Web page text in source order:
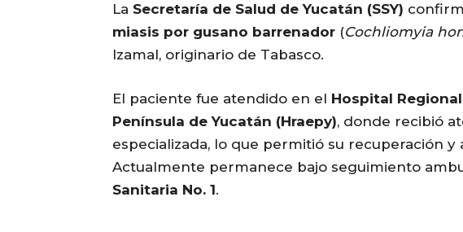
La Secretaría de Salud de Yucatán (SSY)
miasis por gusano barrenador (Cochliomyia
Izamal, originario de Tabasco.
El paciente fue atendido en el Hospital
Península de Yucatán (Hraepy), donde recibió
especializada, lo que permitió su recuperación y
Actualmente permanece bajo seguimiento
Sanitaria No. 1.